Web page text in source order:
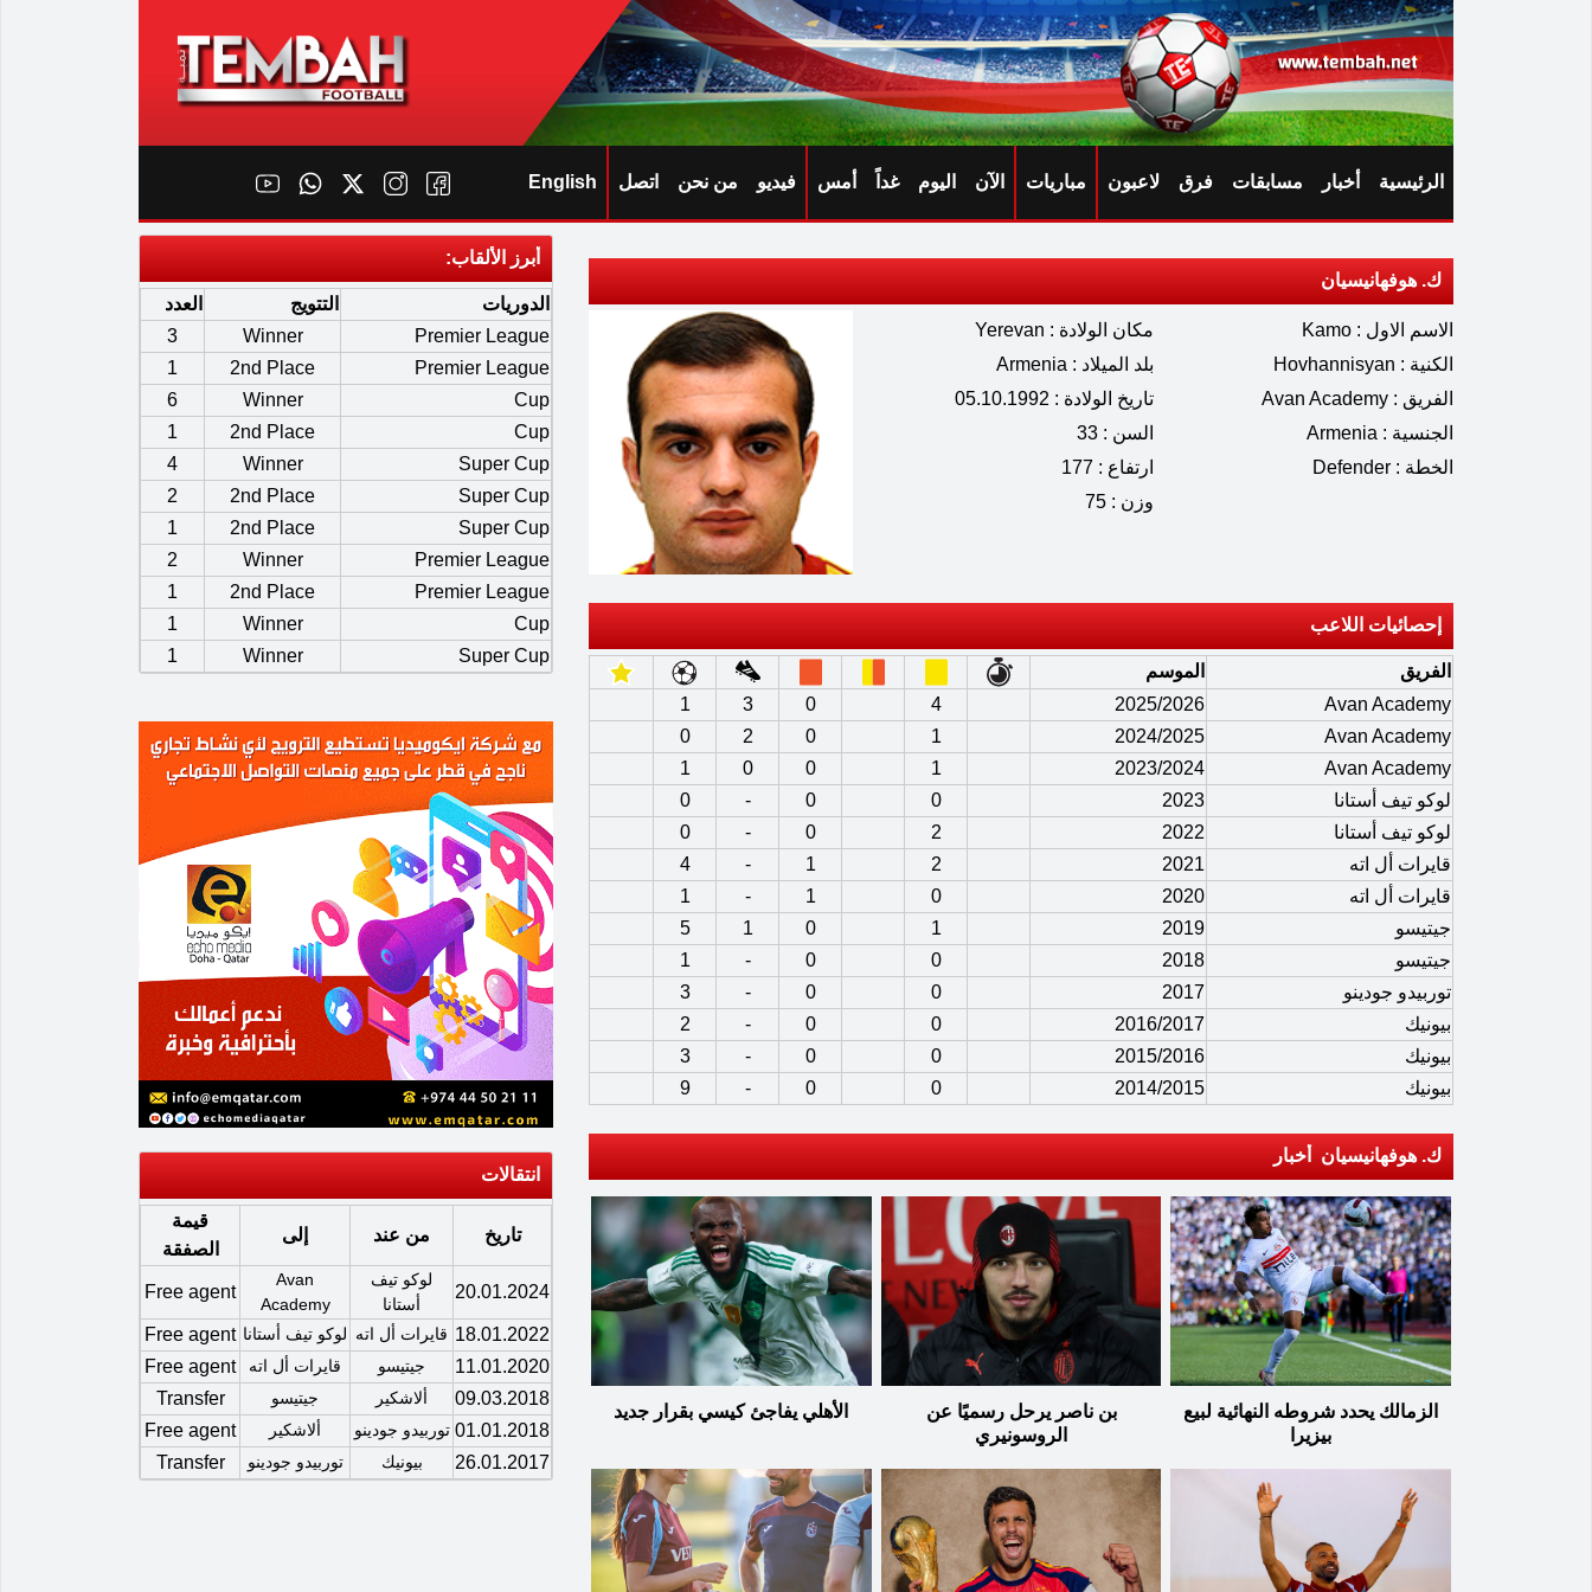
الرئيسية أخبار مسابقات فرق لاعبون مباريات الآن اليوم غداً أمس فيديو من نحن اتصل English
ك. هوفهانيسيان
الاسم الاول : Kamo
الكنية : Hovhannisyan
الفريق : Avan Academy
الجنسية : Armenia
الخطة : Defender
مكان الولادة : Yerevan
بلد الميلاد : Armenia
تاريخ الولادة : 05.10.1992
السن : 33
ارتفاع : 177
وزن : 75
إحصائيات اللاعب
الفريق
الموسم
Avan Academy
2025/2026
4
0
3
1
Avan Academy
2024/2025
1
0
2
0
Avan Academy
2023/2024
1
0
0
1
لوكو تيف أستانا
2023
0
0
-
0
لوكو تيف أستانا
2022
2
0
-
0
قايرات أل اته
2021
2
1
-
4
قايرات أل اته
2020
0
1
-
1
جيتيسو
2019
1
0
1
5
جيتيسو
2018
0
0
-
1
توربيدو جودينو
2017
0
0
-
3
بيونيك
2016/2017
0
0
-
2
بيونيك
2015/2016
0
0
-
3
بيونيك
2014/2015
0
0
-
9
ك. هوفهانيسيان أخبار
الزمالك يحدد شروطه النهائية لبيع
بيزيرا
بن ناصر يرحل رسميًا عن
الروسونيري
الأهلي يفاجئ كيسي بقرار جديد
أبرز الألقاب:
الدوريات التتويج
العدد
Premier League
Winner
3
Premier League
2nd Place
1
Cup
Winner
6
Cup
2nd Place
1
Super Cup
Winner
4
Super Cup
2nd Place
2
Super Cup
2nd Place
1
Premier League
Winner
2
Premier League
2nd Place
1
Cup
Winner
1
Super Cup
Winner
1
انتقالات
تاريخ من عند إلى
قيمة
الصفقة
20.01.2024
لوكو تيف
أستانا
Avan
Academy
Free agent
18.01.2022 قايرات أل اته لوكو تيف أستانا Free agent
11.01.2020
جيتيسو قايرات أل اته
Free agent
09.03.2018
ألاشكير جيتيسو
Transfer
01.01.2018 توربيدو جودينو ألاشكير
Free agent
26.01.2017
بيونيك توربيدو جودينو Transfer